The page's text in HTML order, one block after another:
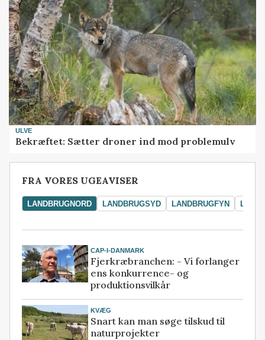
ULVE
Bekræftet: Sætter droner ind mod problemulv
FRA VORES UGEAVISER
LANDBRUGNORD LANDBRUGSYD LANDBRUGFYN
CAP-I-DANMARK
Fjerkræbranchen: - Vi forlanger
ens konkurrence- og
produktionsvilkår
KVÆG
Snart kan man søge tilskud til
naturprojekter